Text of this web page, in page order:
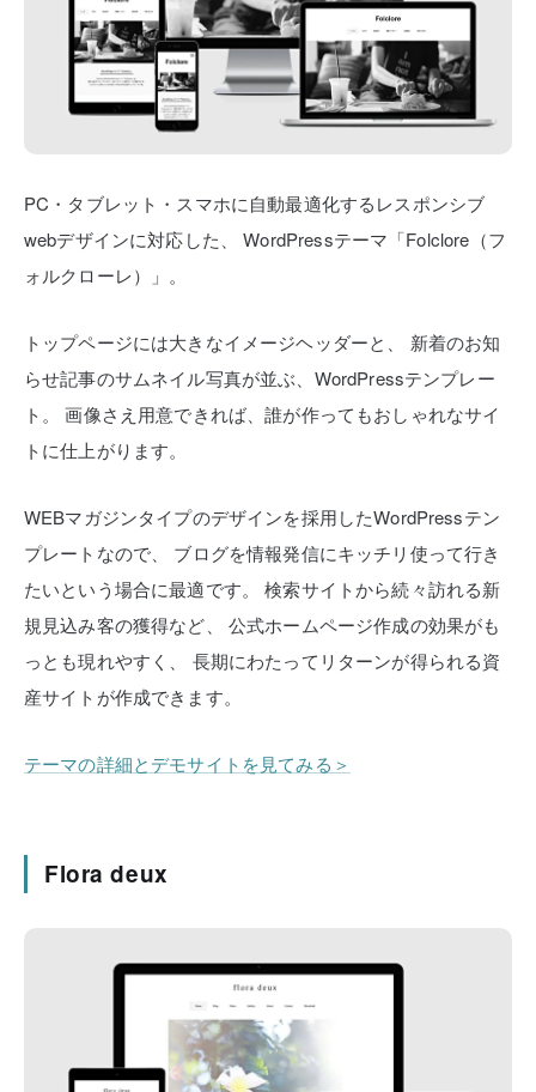
PC・タブレット・スマホに自動最適化するレスポンシブ
webデザインに対応した、
WordPressテーマ「Folclore（フ
ォルクローレ）」。
トップページには大きなイメージヘッダーと、
新着のお知
らせ記事のサムネイル写真が並ぶ、WordPressテンプレー
ト。
画像さえ用意できれば、誰が作ってもおしゃれなサイ
トに仕上がります。
WEBマガジンタイプのデザインを採用したWordPressテン
プレートなので、
ブログを情報発信にキッチリ使って行き
たいという場合に最適です。
検索サイトから続々訪れる新
規見込み客の獲得など、
公式ホームページ作成の効果がも
っとも現れやすく、
長期にわたってリターンが得られる資
産サイトが作成できます。
テーマの詳細とデモサイトを見てみる＞
Flora deux